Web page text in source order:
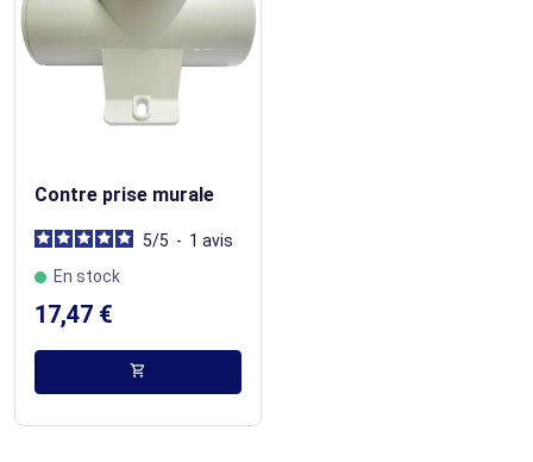
Contre prise murale
5/5 - 1 avis
En stock
17,47 €
shopping_cart